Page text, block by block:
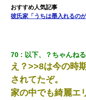
彼氏家「うちは墨入れるの
70 以下、？ちゃんね
え？>>8は今の時
されてたぞ。
家の中でも綺麗エ